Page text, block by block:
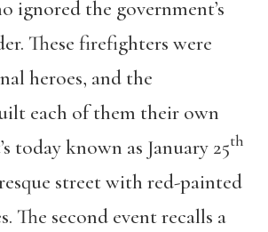
ignored the government’s
These firefighters were
heroes, and the
each of them their own
today known as January 25th
street with red-painted
The second event recalls a